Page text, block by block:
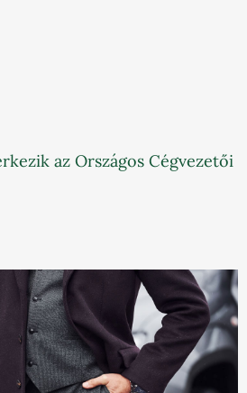
az Országos Cégvezetői